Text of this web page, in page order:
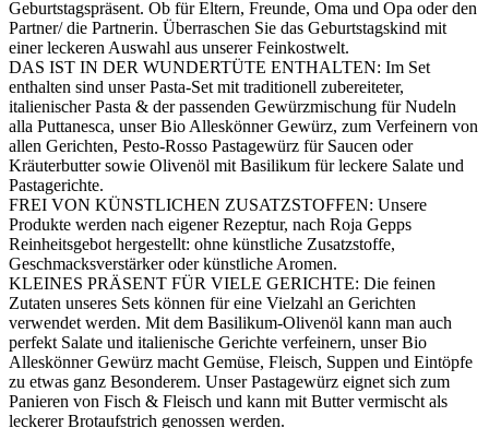
Geburtstagspräsent. Ob für Eltern, Freunde, Oma und Opa oder den
Partner/ die Partnerin. Überraschen Sie das Geburtstagskind mit
einer leckeren Auswahl aus unserer Feinkostwelt.
DAS IST IN DER WUNDERTÜTE ENTHALTEN: Im Set
enthalten sind unser Pasta-Set mit traditionell zubereiteter,
italienischer Pasta & der passenden Gewürzmischung für Nudeln
alla Puttanesca, unser Bio Alleskönner Gewürz, zum Verfeinern von
allen Gerichten, Pesto-Rosso Pastagewürz für Saucen oder
Kräuterbutter sowie Olivenöl mit Basilikum für leckere Salate und
Pastagerichte.
FREI VON KÜNSTLICHEN ZUSATZSTOFFEN: Unsere
Produkte werden nach eigener Rezeptur, nach Roja Gepps
Reinheitsgebot hergestellt: ohne künstliche Zusatzstoffe,
Geschmacksverstärker oder künstliche Aromen.
KLEINES PRÄSENT FÜR VIELE GERICHTE: Die feinen
Zutaten unseres Sets können für eine Vielzahl an Gerichten
verwendet werden. Mit dem Basilikum-Olivenöl kann man auch
perfekt Salate und italienische Gerichte verfeinern, unser Bio
Alleskönner Gewürz macht Gemüse, Fleisch, Suppen und Eintöpfe
zu etwas ganz Besonderem. Unser Pastagewürz eignet sich zum
Panieren von Fisch & Fleisch und kann mit Butter vermischt als
leckerer Brotaufstrich genossen werden.